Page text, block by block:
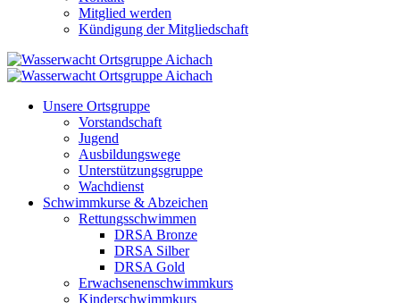
Mitglied werden
Kündigung der Mitgliedschaft
Unsere Ortsgruppe
Vorstandschaft
Jugend
Ausbildungswege
Unterstützungsgruppe
Wachdienst
Schwimmkurse & Abzeichen
Rettungsschwimmen
DRSA Bronze
DRSA Silber
DRSA Gold
Erwachsenenschwimmkurs
Kinderschwimmkurs